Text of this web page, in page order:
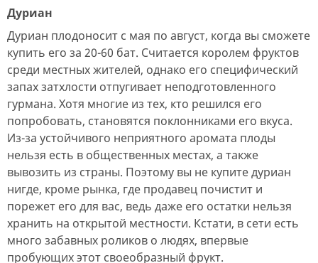
Дуриан
Дуриан плодоносит с мая по август, когда вы сможете
купить его за 20-60 бат. Считается королем фруктов
среди местных жителей, однако его специфический
запах затхлости отпугивает неподготовленного
гурмана. Хотя многие из тех, кто решился его
попробовать, становятся поклонниками его вкуса.
Из-за устойчивого неприятного аромата плоды
нельзя есть в общественных местах, а также
вывозить из страны. Поэтому вы не купите дуриан
нигде, кроме рынка, где продавец почистит и
порежет его для вас, ведь даже его остатки нельзя
хранить на открытой местности. Кстати, в сети есть
много забавных роликов о людях, впервые
пробующих этот своеобразный фрукт.